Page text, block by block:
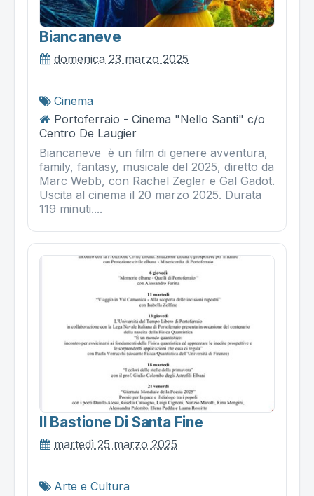
Biancaneve
domenica 23 marzo 2025
Cinema
Portoferraio - Cinema "Nello Santi" c/o
Centro De Laugier
Biancaneve è un film di genere avventura,
family, fantasy, musicale del 2025, diretto da
Marc Webb, con Rachel Zegler e Gal Gadot.
Uscita al cinema il 20 marzo 2025. Durata
119 minuti....
Il Bastione Di Santa Fine
martedì 25 marzo 2025
Arte e Cultura